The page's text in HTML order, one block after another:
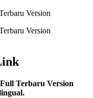
Terbaru Version